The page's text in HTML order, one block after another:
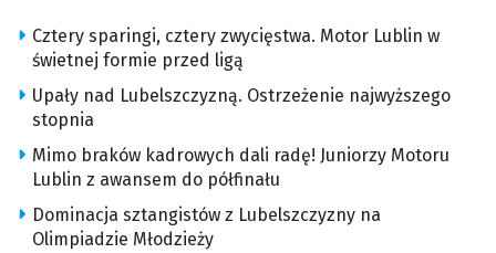
Cztery sparingi, cztery zwycięstwa. Motor Lublin w
świetnej formie przed ligą
Upały nad Lubelszczyzną. Ostrzeżenie najwyższego
stopnia
Mimo braków kadrowych dali radę! Juniorzy Motoru
Lublin z awansem do półfinału
Dominacja sztangistów z Lubelszczyzny na
Olimpiadzie Młodzieży